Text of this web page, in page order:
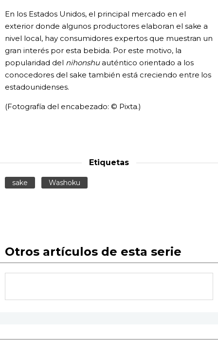
En los Estados Unidos, el principal mercado en el
exterior donde algunos productores elaboran el sake a
nivel local, hay consumidores expertos que muestran un
gran interés por esta bebida. Por este motivo, la
popularidad del nihonshuauténtico orientado a los
conocedores del sake también está creciendo entre los
estadounidenses.
(Fotografía del encabezado: © Pixta.)
Etiquetas
sake Washoku
Otros artículos de esta serie